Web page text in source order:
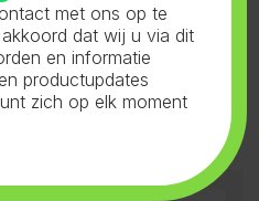
resultaten
met ons op te
dat wij u via dit
en informatie
productupdates
zich op elk moment